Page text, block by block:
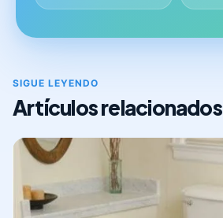
SIGUE LEYENDO
Artículos relacionados